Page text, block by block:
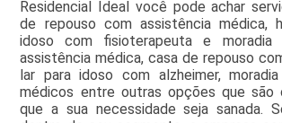
Residencial Ideal você pode achar
de repouso com assistência médica,
idoso com fisioterapeuta e
assistência médica, casa de repouso
lar para idoso com alzheimer,
médicos entre outras opções que são
que a sua necessidade seja sanada.